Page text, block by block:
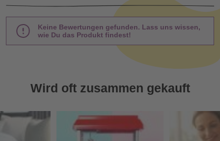
Keine Bewertungen gefunden. Lass uns wissen,
wie Du das Produkt findest!
Wird oft zusammen gekauft